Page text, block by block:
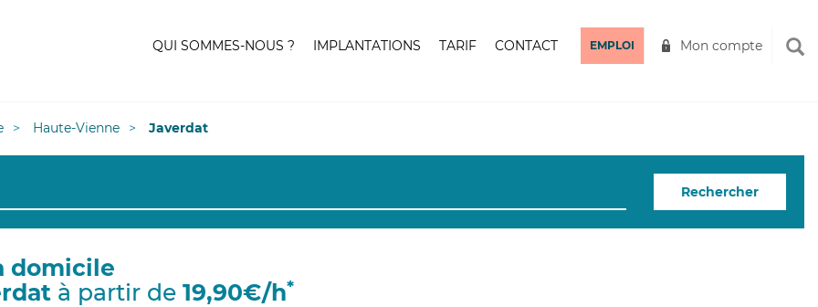
QUI SOMMES-NOUS ? IMPLANTATIONS TARIF CONTACT EMPLOI Mon compte
Haute-Vienne Javerdat
Rechercher
domicile
à partir de 19,90€/h*